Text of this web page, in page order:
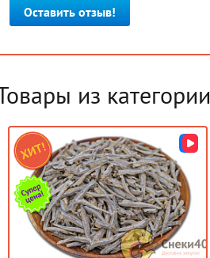
Оставить отзыв!
из категории